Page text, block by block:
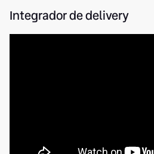
Integrador de delivery